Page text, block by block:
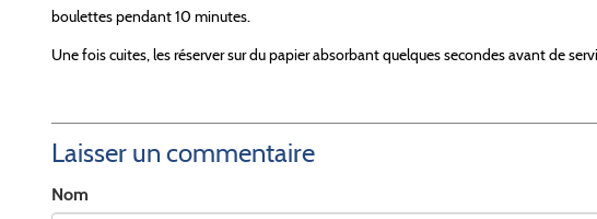
boulettes pendant 10 minutes.
Une fois cuites, les réserver sur du papier absorbant quelques secondes avant de
Laisser un commentaire
Nom